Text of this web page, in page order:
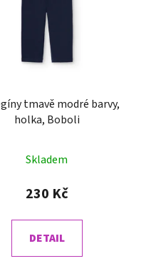
barvy,
holka, Boboli
Skladem
230 Kč
DETAIL